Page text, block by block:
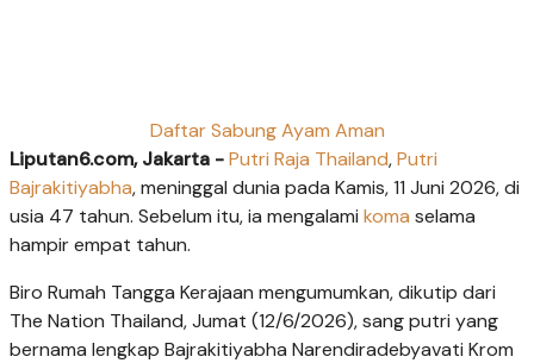
Daftar Sabung Ayam Aman
Liputan6.com, Jakarta -Putri Raja Thailand,Putri
Bajrakitiyabha, meninggal dunia pada Kamis, 11 Juni 2026, di
usia 47 tahun. Sebelum itu, ia mengalami koma selama
hampir empat tahun.
Biro Rumah Tangga Kerajaan mengumumkan, dikutip dari
The Nation Thailand, Jumat (12/6/2026), sang putri yang
bernama lengkap Bajrakitiyabha Narendiradebyavati Krom